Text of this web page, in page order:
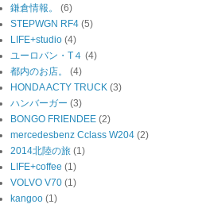
鎌倉情報。
(6)
STEPWGN RF4 (5)
LIFE+studio (4)
ユーロバン・T４ (4)
都内のお店。
(4)
HONDA ACTY TRUCK (3)
ハンバーガー (3)
BONGO FRIENDEE (2)
mercedesbenz Cclass W204 (2)
2014北陸の旅 (1)
LIFE+coffee (1)
VOLVO V70 (1)
kangoo (1)